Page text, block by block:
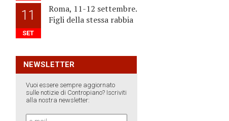
11
SET
Roma, 11-12 settembre.
Figli della stessa rabbia
NEWSLETTER
Vuoi essere sempre aggiornato
sulle notizie di Contropiano? Iscriviti
alla nostra newsletter: